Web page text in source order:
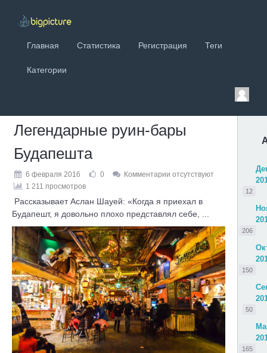
Главная Статистика Регистрация Теги
Категории
12
206
150
50
165
Легендарные руин-бары
Будапешта
6 февраля 2016 0
Комментарии отсутствуют
1 211 просмотров
Рассказывает Аслан Шауей: «Когда я приехал в
Будапешт, я довольно плохо представлял себе, ...